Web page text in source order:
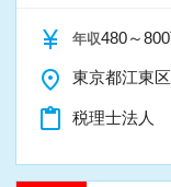
・年末調整業務
・申告書作成補
・決算業務
・Excelを使用
currency_yen 年収480～
place 東京都江東区
content_paste 税理士法人